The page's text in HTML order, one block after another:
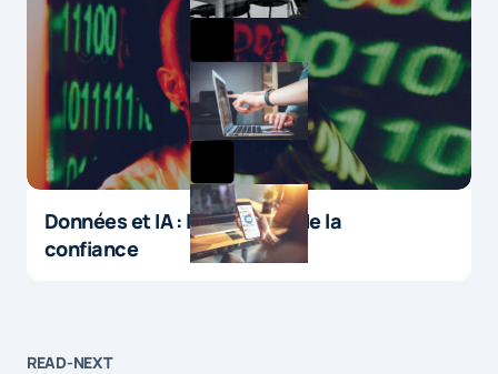
Données et IA : le paradoxe de la
confiance
READ-NEXT